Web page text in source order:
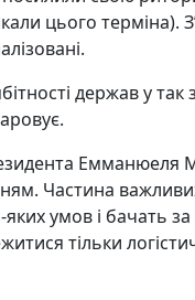
цього терміна).
держав у так
Емманюеля
Частина
умов і бачать
тільки